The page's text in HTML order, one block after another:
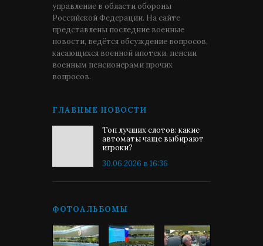
управление в области обороны
Российской Федерации. На сайте
представлены последние военные
новости, ведётся обсуждение вопросов,
касающихся военной ипотеки, пенсии
военным пенсионерами прочих
вопросов.
ГЛАВНЫЕ НОВОСТИ
Топ лучших слотов: какие
автоматы чаще выбирают
игроки?
30.06.2026 в 16:36
ФОТОАЛЬБОМЫ